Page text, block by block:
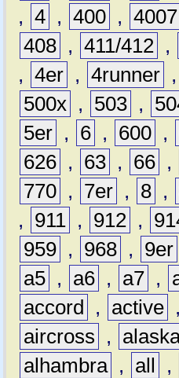
, 4 , 400 , 4007
408 , 411/412 ,
, 4er , 4runner ,
500x , 503 ,
5er , 6 , 600 ,
626 , 63 , 66 ,
770 , 7er , 8 ,
,
911 , 912 ,
959 , 968 , 9er
a5 , a6 , a7 ,
accord
, active ,
aircross
,
alhambra , all ,